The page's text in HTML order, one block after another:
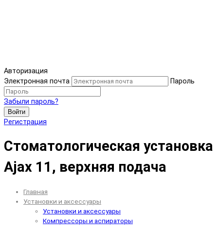
Авторизация
Электронная почта
Пароль
Забыли пароль?
Войти
Регистрация
Стоматологическая установка
Ajax 11, верхняя подача
Главная
Установки и аксессуары
Установки и аксессуары
Компрессоры и аспираторы